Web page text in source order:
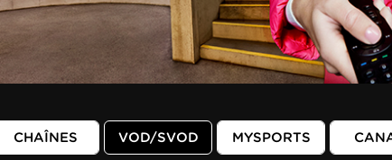
CHAÎNES VOD/SVOD MYSPORTS